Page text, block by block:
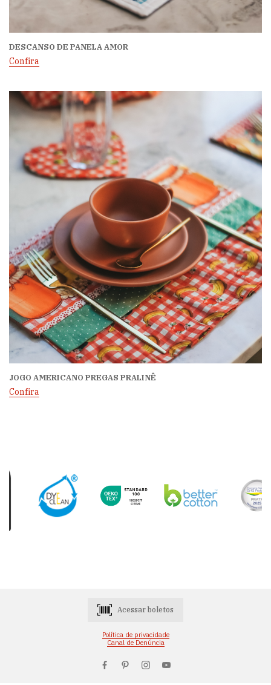
DESCANSO DE PANELA AMOR
Confira
JOGO AMERICANO PREGAS PRALINÊ
Confira
Acessar boletos
Política de privacidade
Canal de Denúncia